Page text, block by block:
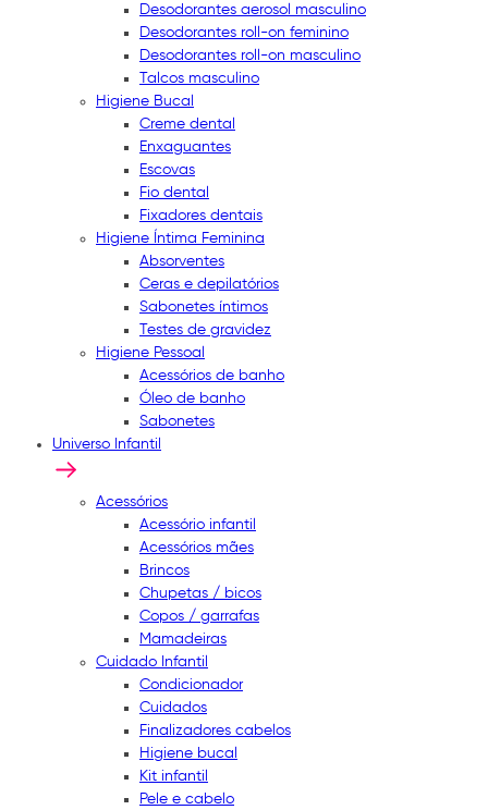
Desodorantes aerosol masculino
Desodorantes roll-on feminino
Desodorantes roll-on masculino
Talcos masculino
Higiene Bucal
Creme dental
Enxaguantes
Escovas
Fio dental
Fixadores dentais
Higiene Íntima Feminina
Absorventes
Ceras e depilatórios
Sabonetes íntimos
Testes de gravidez
Higiene Pessoal
Acessórios de banho
Óleo de banho
Sabonetes
Universo Infantil
Acessórios
Acessório infantil
Acessórios mães
Brincos
Chupetas / bicos
Copos / garrafas
Mamadeiras
Cuidado Infantil
Condicionador
Cuidados
Finalizadores cabelos
Higiene bucal
Kit infantil
Pele e cabelo